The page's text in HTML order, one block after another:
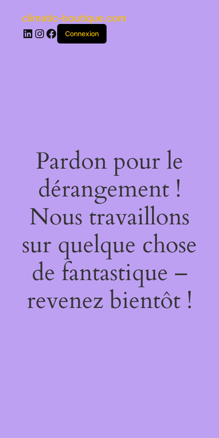
climatic-boutique.com
LinkedIn
Instagram
Facebook
Connexion
Pardon pour le
dérangement !
Nous travaillons
sur quelque chose
de fantastique –
revenez bientôt !